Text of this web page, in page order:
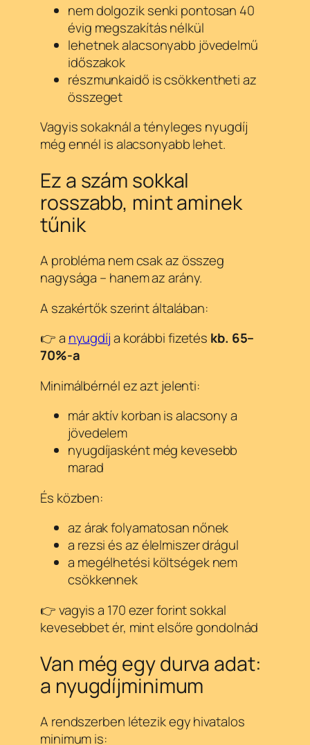
nem dolgozik senki pontosan 40
évig megszakítás nélkül
lehetnek alacsonyabb jövedelmű
időszakok
részmunkaidő is csökkentheti az
összeget
Vagyis sokaknál a tényleges nyugdíj
még ennél is alacsonyabb lehet.
Ez a szám sokkal
rosszabb, mint aminek
tűnik
A probléma nem csak az összeg
nagysága – hanem az arány.
A szakértők szerint általában:
👉 a nyugdíja korábbi fizetés kb. 65–
70%-a
Minimálbérnél ez azt jelenti:
már aktív korban is alacsony a
jövedelem
nyugdíjasként még kevesebb
marad
És közben:
az árak folyamatosan nőnek
a rezsi és az élelmiszer drágul
a megélhetési költségek nem
csökkennek
👉 vagyis a 170 ezer forint sokkal
kevesebbet ér, mint elsőre gondolnád
Van még egy durva adat:
a nyugdíjminimum
A rendszerben létezik egy hivatalos
minimum is: